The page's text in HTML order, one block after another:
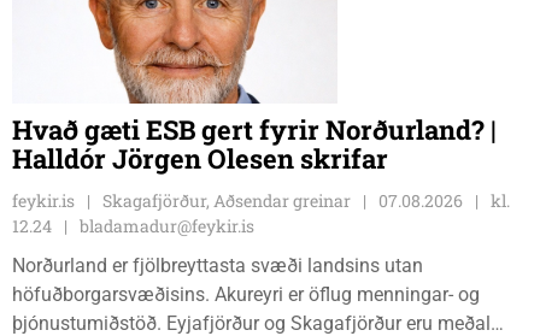
frá og með mánudeginum 17. ágúst 2026.
Hvað gæti ESB gert fyrir Norðurland? |
Halldór Jörgen Olesen skrifar
feykir.is Skagafjörður, Aðsendar greinar 07.08.2026
kl.
12.24
bladamadur@feykir.is
Norðurland er fjölbreyttasta svæði landsins utan
höfuðborgarsvæðisins. Akureyri er öflug menningar- og
þjónustumiðstöð. Eyjafjörður og Skagafjörður eru meðal